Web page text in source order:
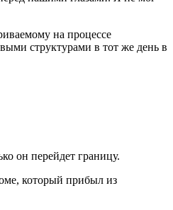
на процессе
структурами в тот же день в
он перейдет границу.
который прибыл из